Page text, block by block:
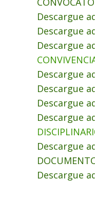
Descargue
Descargue
Descargue
Descargue
Descargue
Descargue
Descargue
Descargue
Descargue